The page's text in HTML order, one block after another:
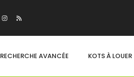
RECHERCHE AVANCÉE KOTS À LOUER